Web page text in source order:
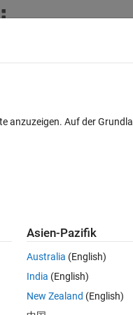
Melden Sie
anzeigen
I
L'O.G.
am 28 Mär.
anzuzeigen. Auf der
Asien-Pazifik
Australia (English)
India (English)
New Zealand (English)